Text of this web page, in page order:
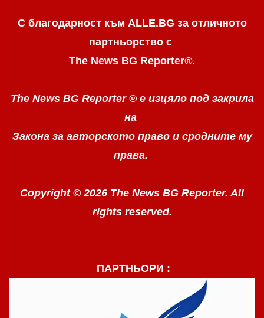
С благодарност към ALLE.BG за отличното
партньорство с
The News BG Reporter®.
The News BG Reporter ® е изцяло под закрила
на
Закона за авторското право и сродните му
права.
Copyright © 2026 The News BG Reporter. All
rights reserved.
ПАРТНЬОРИ :